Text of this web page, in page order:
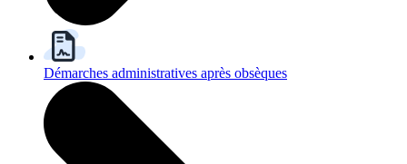
Démarches administratives après obsèques